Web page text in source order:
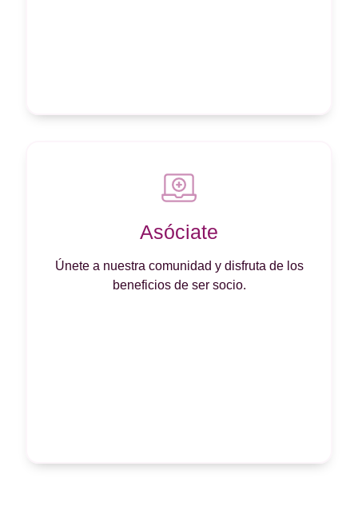
Asóciate
Únete a nuestra comunidad y disfruta de los
beneficios de ser socio.